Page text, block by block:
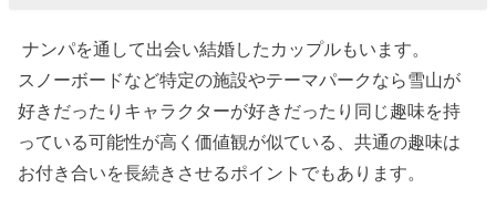
ナンパを通して出会い結婚したカップルもいます。
スノーボードなど特定の施設やテーマパークなら雪山が
好きだったりキャラクターが好きだったり同じ趣味を持
っている可能性が高く価値観が似ている、共通の趣味は
お付き合いを長続きさせるポイントでもあります。